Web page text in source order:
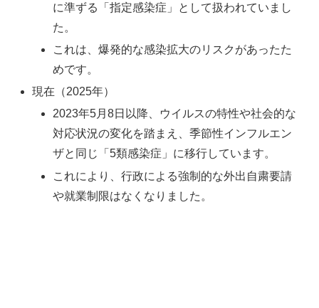
に準ずる「指定感染症」として扱われていまし
た。
これは、爆発的な感染拡大のリスクがあったた
めです。
現在（2025年）
2023年5月8日以降、ウイルスの特性や社会的な
対応状況の変化を踏まえ、季節性インフルエン
ザと同じ「5類感染症」に移行しています。
これにより、行政による強制的な外出自粛要請
や就業制限はなくなりました。